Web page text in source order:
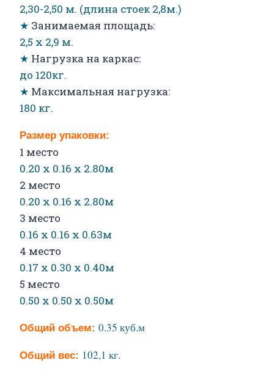
2,30-2,50 м. (длина стоек 2,8м.)
★ Занимаемая площадь:
2,5 х 2,9 м.
★ Нагрузка на каркас:
до 120кг.
★ Максимальная нагрузка:
180 кг.
Размер упаковки:
1 место
0.20 х 0.16 х 2.80м
2 место
0.20 х 0.16 х 2.80м
3 место
0.16 х 0.16 х 0.63м
4 место
0.17 х 0.30 х 0.40м
5 место
0.50 х 0.50 х 0.50м
Общий объем: 0.35 куб.м
Общий вес: 102,1 кг.